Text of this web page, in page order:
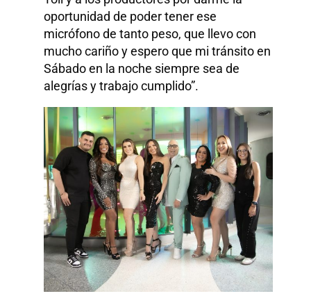
oportunidad de poder tener ese
micrófono de tanto peso, que llevo con
mucho cariño y espero que mi tránsito en
Sábado en la noche siempre sea de
alegrías y trabajo cumplido”.